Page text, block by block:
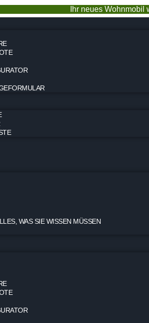
Ihr neues Wohnmobil
WAS SIE WISSEN MÜSSEN